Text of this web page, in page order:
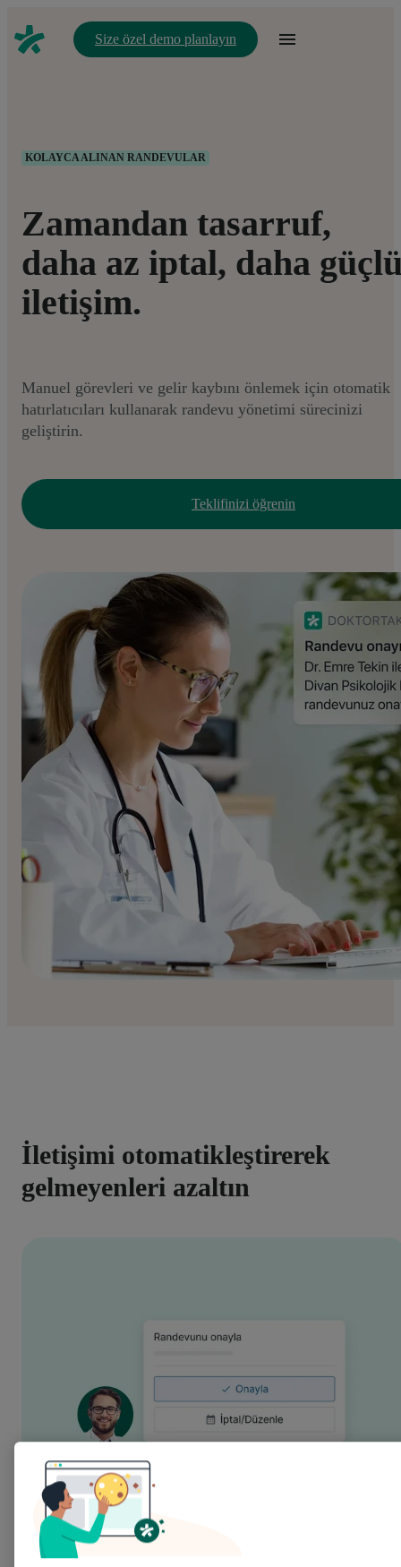
Size özel demo planlayın
KOLAYCA ALINAN RANDEVULAR
Zamandan tasarruf,
daha az iptal, daha
iletişim.
Manuel görevleri ve gelir kaybını önlemek için otomatik
hatırlatıcıları kullanarak randevu yönetimi sürecinizi
geliştirin.
Teklifinizi öğrenin
İletişimi otomatikleştirerek
gelmeyenleri azaltın